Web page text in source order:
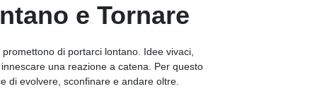
e Tornare
di portarci lontano. Idee vivaci,
una reazione a catena. Per questo
di evolvere, sconfinare e andare oltre.